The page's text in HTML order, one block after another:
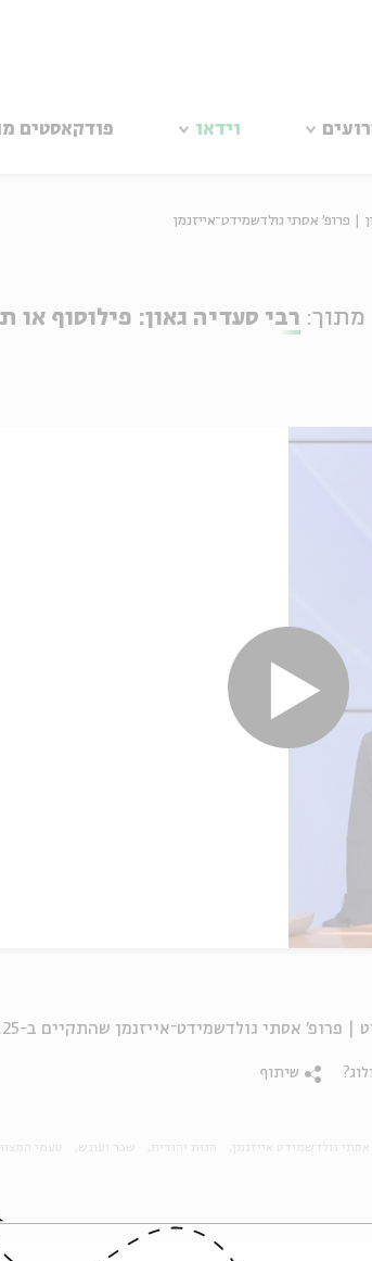
וידאו פודקאסטים
| פרופ' אסתי גולדשמידט־אייזנמן
מתוך: רבי סעדיה גאון: פילוסוף או
שיתוף